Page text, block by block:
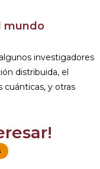
mundo
investigadores
distribuida, el
y otras